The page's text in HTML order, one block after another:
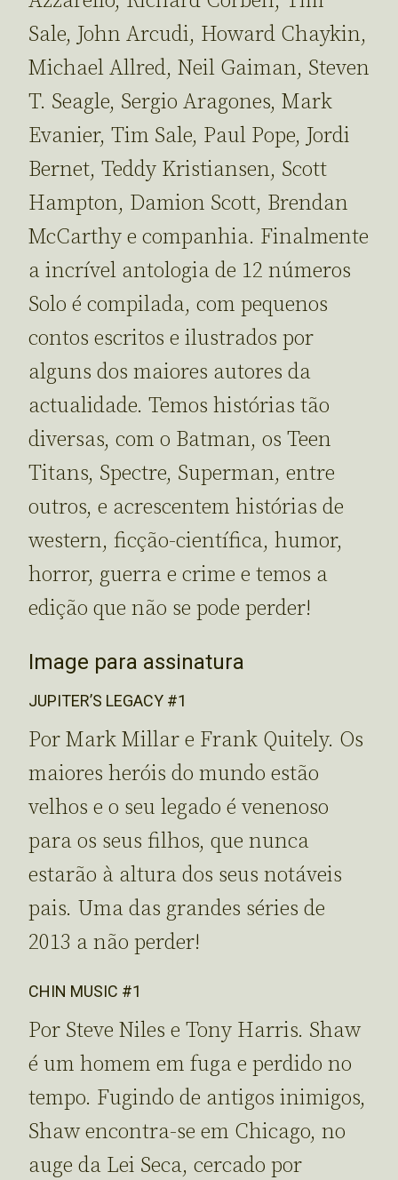
Sale, John Arcudi, Howard Chaykin,
Michael Allred, Neil Gaiman, Steven
T. Seagle, Sergio Aragones, Mark
Evanier, Tim Sale, Paul Pope, Jordi
Bernet, Teddy Kristiansen, Scott
Hampton, Damion Scott, Brendan
McCarthy e companhia. Finalmente
a incrível antologia de 12 números
Solo é compilada, com pequenos
contos escritos e ilustrados por
alguns dos maiores autores da
actualidade. Temos histórias tão
diversas, com o Batman, os Teen
Titans, Spectre, Superman, entre
outros, e acrescentem histórias de
western, ficção-científica, humor,
horror, guerra e crime e temos a
edição que não se pode perder!
Image para assinatura
JUPITER’S LEGACY #1
Por Mark Millar e Frank Quitely. Os
maiores heróis do mundo estão
velhos e o seu legado é venenoso
para os seus filhos, que nunca
estarão à altura dos seus notáveis
pais. Uma das grandes séries de
2013 a não perder!
CHIN MUSIC #1
Por Steve Niles e Tony Harris. Shaw
é um homem em fuga e perdido no
tempo. Fugindo de antigos inimigos,
Shaw encontra-se em Chicago, no
auge da Lei Seca, cercado por